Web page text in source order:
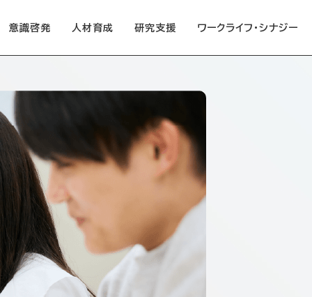
意識啓発 人材育成 研究支援 ワークライフ・シナジー